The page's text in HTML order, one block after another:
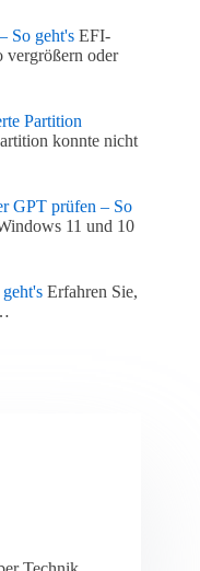
So geht's EFI-
vergrößern oder
Partition
konnte nicht
GPT prüfen – So
11 und 10
Erfahren Sie,